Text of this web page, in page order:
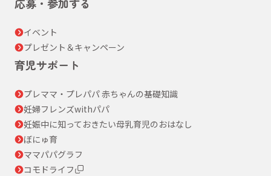
イベント
プレゼント＆キャンペーン
育児サポート
プレママ・プレパパ 赤ちゃんの基礎知識
妊婦フレンズwithパパ
妊娠中に知っておきたい母乳育児のおはなし
ぼにゅ育
ママパパグラフ
コモドライフ